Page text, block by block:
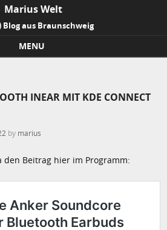
Marius Welt
Blog aus Braunschweig
MENU
INEAR MIT KDE CONNECT
by marius
den Beitrag hier im Programm: